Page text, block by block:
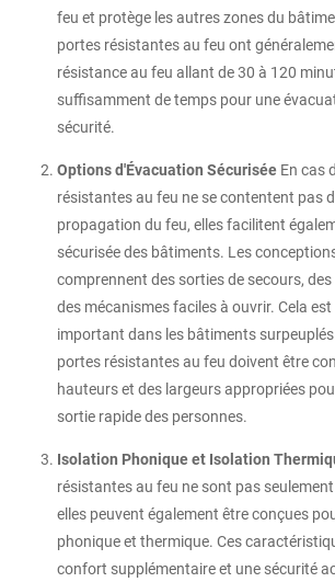
feu et protège les autres zones du
portes résistantes au feu ont
résistance au feu allant de 30 à 120
suffisamment de temps pour une
sécurité.
Options d'Évacuation Sécurisée En cas
résistantes au feu ne se contentent pas
propagation du feu, elles facilitent
sécurisée des bâtiments. Les
comprennent des sorties de secours,
des mécanismes faciles à ouvrir. Cela
important dans les bâtiments
portes résistantes au feu doivent être
hauteurs et des largeurs appropriées
sortie rapide des personnes.
Isolation Phonique et Isolation
résistantes au feu ne sont pas
elles peuvent également être conçues
phonique et thermique. Ces
confort supplémentaire et une sécurité